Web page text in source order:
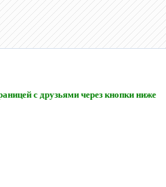
с друзьями через кнопки ниже